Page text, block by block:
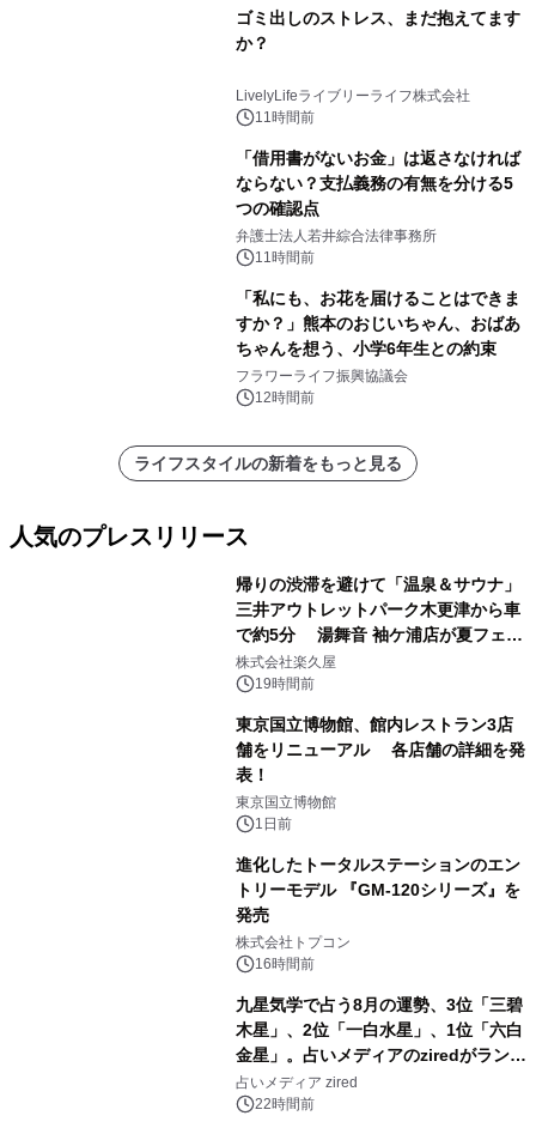
ゴミ出しのストレス、まだ抱えてます
か？
LivelyLifeライブリーライフ株式会社
11時間前
「借用書がないお金」は返さなければ
ならない？支払義務の有無を分ける5
つの確認点
弁護士法人若井綜合法律事務所
11時間前
「私にも、お花を届けることはできま
すか？」熊本のおじいちゃん、おばあ
ちゃんを想う、小学6年生との約束
フラワーライフ振興協議会
12時間前
ライフスタイルの新着をもっと見る
人気のプレスリリース
帰りの渋滞を避けて「温泉＆サウナ」
三井アウトレットパーク木更津から車
で約5分 湯舞音 袖ケ浦店が夏フェア
メニューを提供
株式会社楽久屋
19時間前
東京国立博物館、館内レストラン3店
舗をリニューアル 各店舗の詳細を発
表！
東京国立博物館
1日前
進化したトータルステーションのエン
トリーモデル 『GM-120シリーズ』を
発売
株式会社トプコン
16時間前
九星気学で占う8月の運勢、3位「三碧
木星」、2位「一白水星」、1位「六白
金星」。占いメディアのziredがランキ
ングを発表
占いメディア zired
22時間前